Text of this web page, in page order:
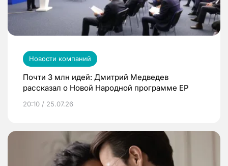
Новости компаний
Почти 3 млн идей: Дмитрий Медведев
рассказал о Новой Народной программе ЕР
20:10 / 25.07.26